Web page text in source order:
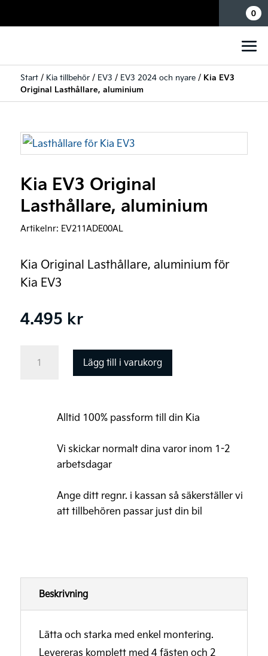
0
Start/ Kia tillbehör/ EV3 / EV3 2024 och nyare/ Kia EV3
Original Lasthållare, aluminium
Kia EV3 Original
Lasthållare, aluminium
Artikelnr: EV211ADE00AL
Kia Original Lasthållare, aluminium för
Kia EV3
4.495 kr
aluminium
Lägg till i varukorg
Alltid 100% passform till din Kia
Vi skickar normalt dina varor inom 1-2
arbetsdagar
Ange ditt regnr. i kassan så säkerställer vi
att tillbehören passar just din bil
Beskrivning
Lätta och starka med enkel montering.
Levereras komplett med 4 fästen och 2